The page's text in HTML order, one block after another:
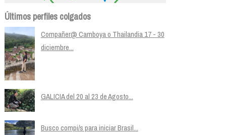
Últimos perfiles colgados
Compañer@ Camboya o Thailandia 17 - 30
diciembre...
GALICIA del 20 al 23 de Agosto...
Busco compi/s para iniciar Brasil...